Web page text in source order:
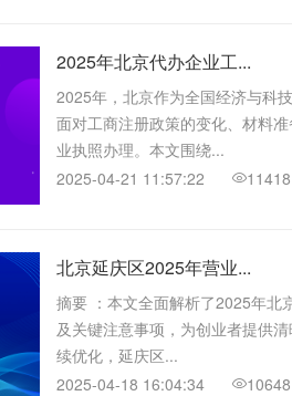
2025年北京代办企业工...
2025年，北京作为全国经济与科
面对工商注册政策的变化、材料
业执照办理。本文围绕...
2025-04-21 11:57:22
11418
北京延庆区2025年营业...
摘要 ：本文全面解析了2025年北
及关键注意事项，为创业者提供清晰指引，助力
续优化，延庆区...
2025-04-18 16:04:34
10648